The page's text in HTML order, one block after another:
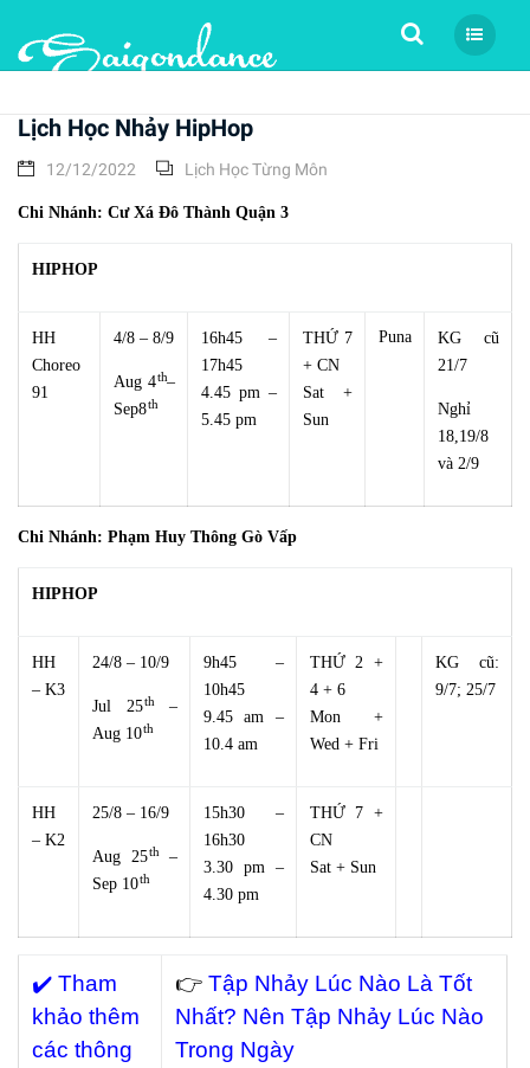
Tìm kiếm
Lịch Học Nhảy HipHop
12/12/2022 Lịch Học Từng Môn
Chi Nhánh: Cư Xá Đô Thành Quận 3
HIPHOP
HH
Choreo
91
4/8 – 8/9
Aug 4th–
Sep8th
16h45 –
17h45
4.45 pm –
5.45 pm
THỨ 7
+ CN
Sat +
Sun
Puna
KG cũ
21/7
Nghỉ
18,19/8
và 2/9
Chi Nhánh: Phạm Huy Thông Gò Vấp
HIPHOP
HH
– K3
24/8 – 10/9
Jul 25th–
Aug 10th
9h45 –
10h45
9.45 am –
10.4 am
THỨ 2 +
4 + 6
Mon +
Wed + Fri
KG cũ:
9/7; 25/7
HH
– K2
25/8 – 16/9
Aug 25th–
Sep 10th
15h30 –
16h30
3.30 pm –
4.30 pm
THỨ 7 +
CN
Sat + Sun
✔️ Tham
khảo thêm
các thông
👉 Tập Nhảy Lúc Nào Là Tốt
Nhất? Nên Tập Nhảy Lúc Nào
Trong Ngày